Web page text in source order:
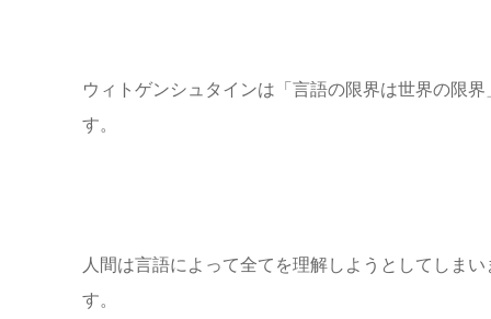
ウィトゲンシュタインは「言語の限界は世界の限
す。
人間は言語によって全てを理解しようとしてしま
す。